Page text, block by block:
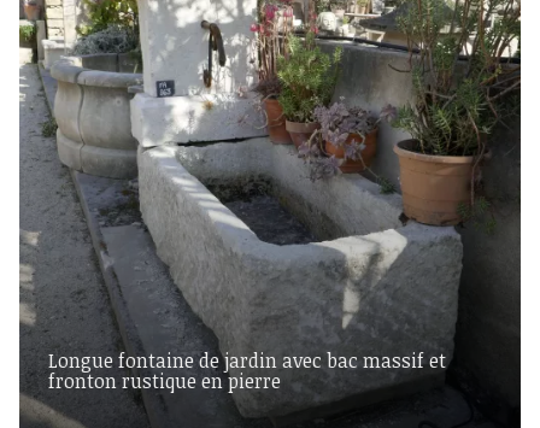
Longue fontaine de jardin avec bac massif et
fronton rustique en pierre